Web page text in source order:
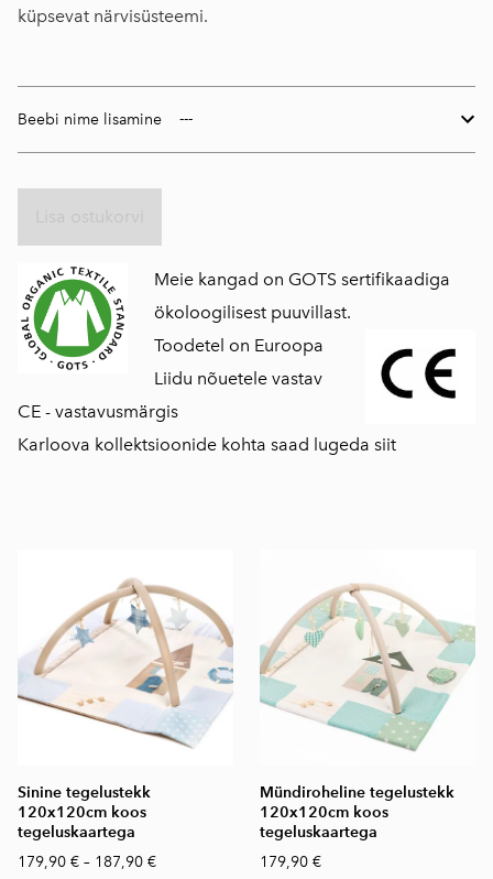
Sinine tegelustekk
120x120cm koos
tegeluskaartega
179,90 € – 187,90 €
Mündiroheline tegelustekk
120x120cm koos
tegeluskaartega
179,90 €
küpsevat närvisüsteemi.
Beebi nime lisamine
Meie kangad on GOTS sertifikaadiga
ökoloogilisest puuvillast.
Toodetel on Euroopa
Liidu nõuetele vastav
CE - vastavusmärgis
Karloova kollektsioonide kohta saad lugeda siit